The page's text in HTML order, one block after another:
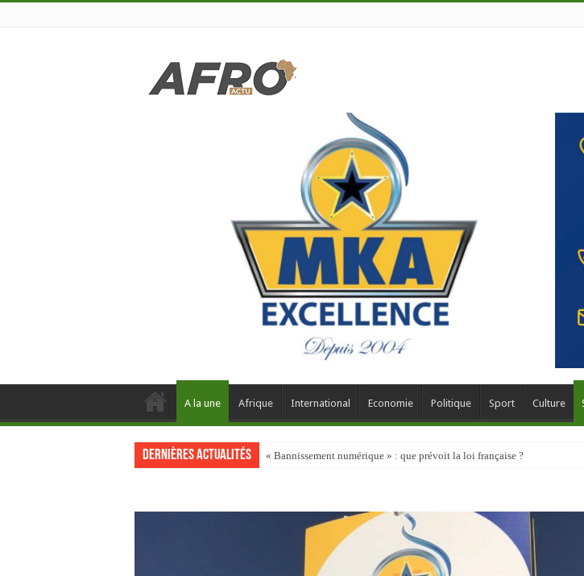
A la une Afrique International Economie Politique Sport Culture
Dernières actualités « Bannissement numérique » : que prévoit la loi française ?